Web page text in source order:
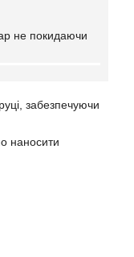
не покидаючи
забезпечуючи
наносити